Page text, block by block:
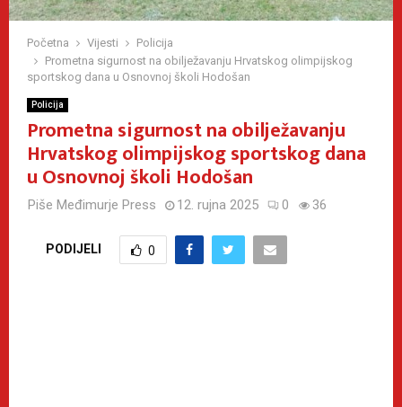
Početna Vijesti
Policija
Prometna sigurnost na obilježavanju Hrvatskog olimpijskog
sportskog dana u Osnovnoj školi Hodošan
Policija
Prometna sigurnost na obilježavanju
Hrvatskog olimpijskog sportskog dana
u Osnovnoj školi Hodošan
Piše Međimurje Press 12. rujna 2025 0 36
PODIJELI 0